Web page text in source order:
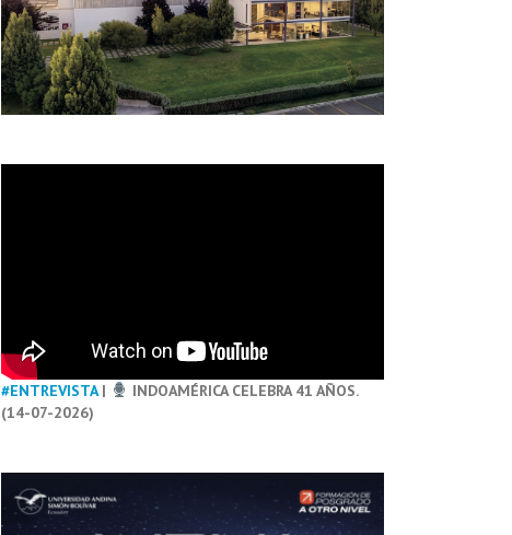
#ENTREVISTA|
INDOAMÉRICA CELEBRA 41 AÑOS.
(14-07-2026)